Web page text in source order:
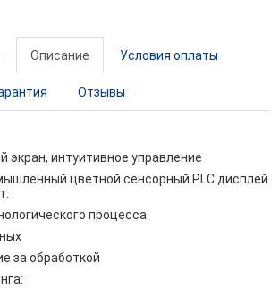
Описание Условия оплаты
Отзывы
экран, интуитивное управление
цветной сенсорный PLC дисплей
процесса
за обработкой